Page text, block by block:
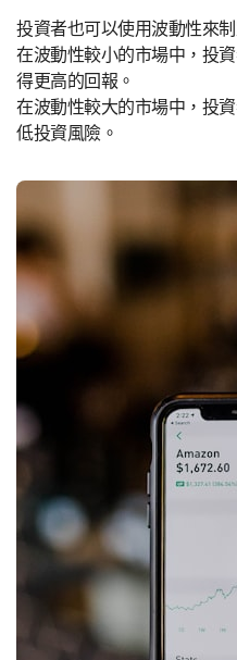
投資者也可以使用波動性來
在波動性較小的市場中，投
得更高的回報。
在波動性較大的市場中，投
低投資風險。